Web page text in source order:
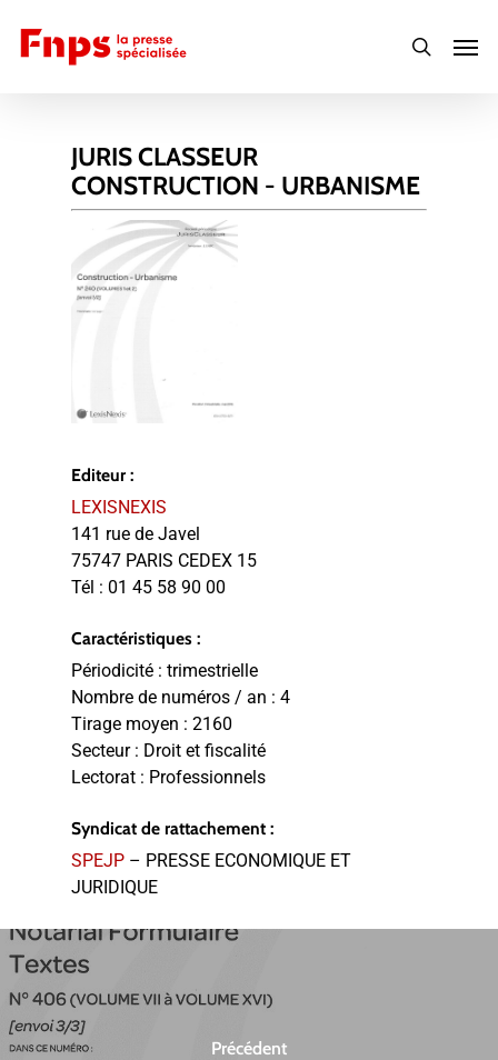
main
search
JURIS CLASSEUR
CONSTRUCTION - URBANISME
Editeur :
LEXISNEXIS
141 rue de Javel
75747 PARIS CEDEX 15
Tél : 01 45 58 90 00
Caractéristiques :
Périodicité : trimestrielle
Nombre de numéros / an : 4
Tirage moyen : 2160
Secteur : Droit et fiscalité
Lectorat : Professionnels
Syndicat de rattachement :
SPEJP – PRESSE ECONOMIQUE ET
JURIDIQUE
Précédent